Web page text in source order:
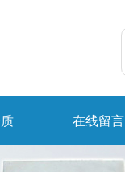
在线留言